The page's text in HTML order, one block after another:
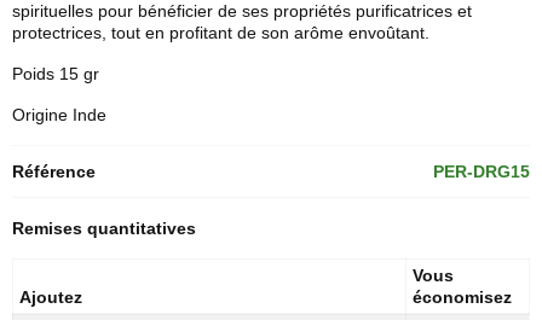
spirituelles pour bénéficier de ses propriétés purificatrices et
protectrices, tout en profitant de son arôme envoûtant.
Poids 15 gr
Origine Inde
Référence PER-DRG15
Remises quantitatives
Ajoutez
Vous
économisez